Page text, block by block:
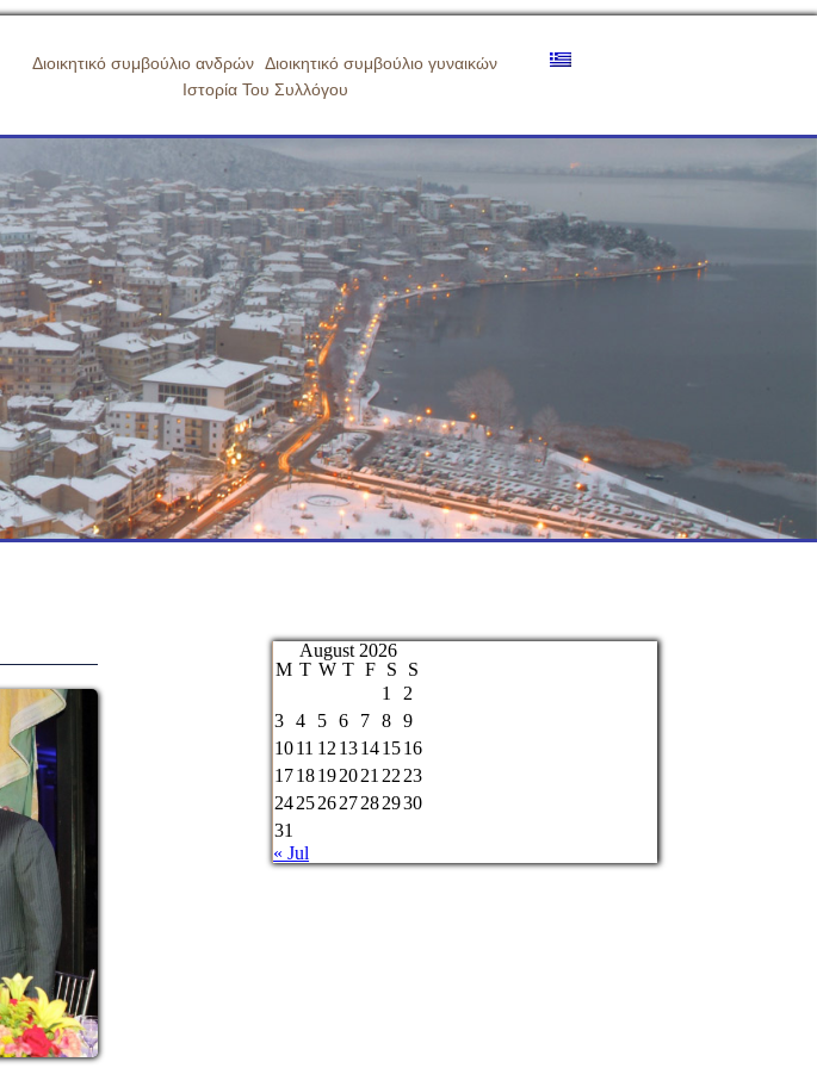
Διοικητικό συμβούλιο ανδρών Διοικητικό συμβούλιο γυναικών
Ιστορία Του Συλλόγου
August 2026
M T W T F S
S
1
2
3
4 5 6 7 8
9
1011 12 13141516
1718192021 22 23
24252627282930
31
« Jul